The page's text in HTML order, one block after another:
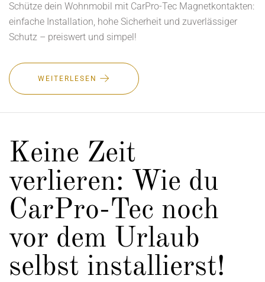
Schütze dein Wohnmobil mit CarPro-Tec Magnetkontakten:
einfache Installation, hohe Sicherheit und zuverlässiger
Schutz – preiswert und simpel!
WEITERLESEN
Keine Zeit
verlieren: Wie du
CarPro-Tec noch
vor dem Urlaub
selbst installierst!